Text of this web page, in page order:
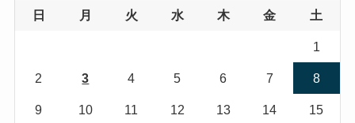
日 月 火 水 木 金 土
1
2 3 4 5 6 7 8
9 10 11 12 13 14 15